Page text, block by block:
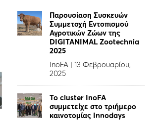
Παρουσίαση Συσκευών
Συμμετοχή Εντοπισμού
Αγροτικών Ζώων της
DIGITANIMAL Zootechnia
2025
InoFA |13 Φεβρουαρίου,
2025
To cluster InoFA
συμμετείχε στο τριήμερο
καινοτομίας Innodays